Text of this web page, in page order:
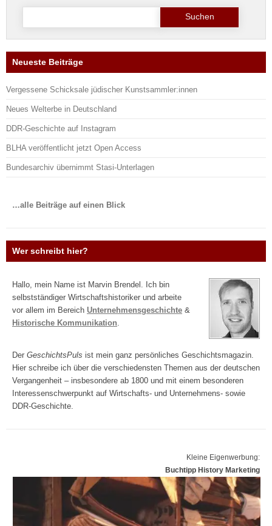
Suche
Neueste Beiträge
Vergessene Schicksale jüdischer Kunstsammler:innen
Neues Welterbe in Deutschland
DDR-Geschichte auf Instagram
BLHA veröffentlicht jetzt Open Access
Bundesarchiv übernimmt Stasi-Unterlagen
…alle Beiträge auf einen Blick
Wer schreibt hier?
Hallo, mein Name ist Marvin Brendel. Ich bin
selbstständiger Wirtschaftshistoriker und arbeite
vor allem im Bereich Unternehmensgeschichte &
Historische Kommunikation
Der GeschichtsPuls ist mein ganz persönliches Geschichtsmagazin.
Hier schreibe ich über die verschiedensten Themen aus der deutschen
Vergangenheit – insbesondere ab 1800 und mit einem besonderen
Interessenschwerpunkt auf Wirtschafts- und Unternehmens- sowie
DDR-Geschichte.
Kleine Eigenwerbung:
Buchtipp History Marketing